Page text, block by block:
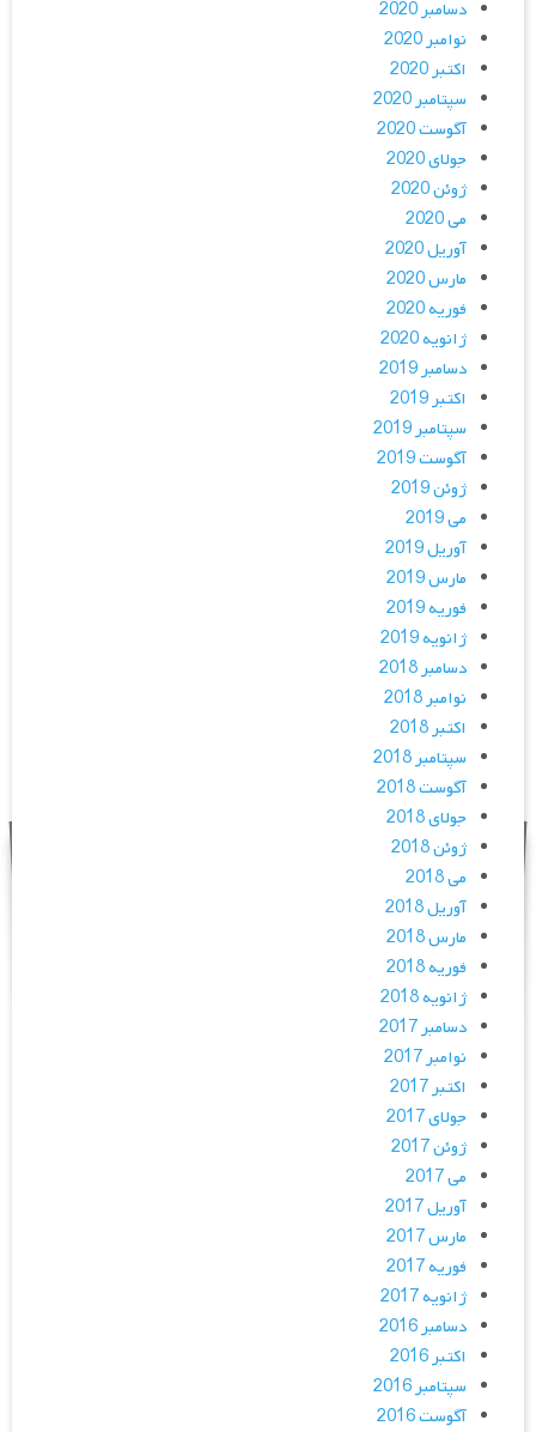
دسامبر 2020
نوامبر 2020
اکتبر 2020
سپتامبر 2020
آگوست 2020
جولای 2020
ژوئن 2020
می 2020
آوریل 2020
مارس 2020
فوریه 2020
ژانویه 2020
دسامبر 2019
اکتبر 2019
سپتامبر 2019
آگوست 2019
ژوئن 2019
می 2019
آوریل 2019
مارس 2019
فوریه 2019
ژانویه 2019
دسامبر 2018
نوامبر 2018
اکتبر 2018
سپتامبر 2018
آگوست 2018
جولای 2018
ژوئن 2018
می 2018
آوریل 2018
مارس 2018
فوریه 2018
ژانویه 2018
دسامبر 2017
نوامبر 2017
اکتبر 2017
جولای 2017
ژوئن 2017
می 2017
آوریل 2017
مارس 2017
فوریه 2017
ژانویه 2017
دسامبر 2016
اکتبر 2016
سپتامبر 2016
آگوست 2016